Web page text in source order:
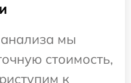
мы
стоимость,
к